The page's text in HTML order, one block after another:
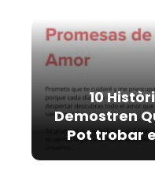
10
Demostren
Pot trobar